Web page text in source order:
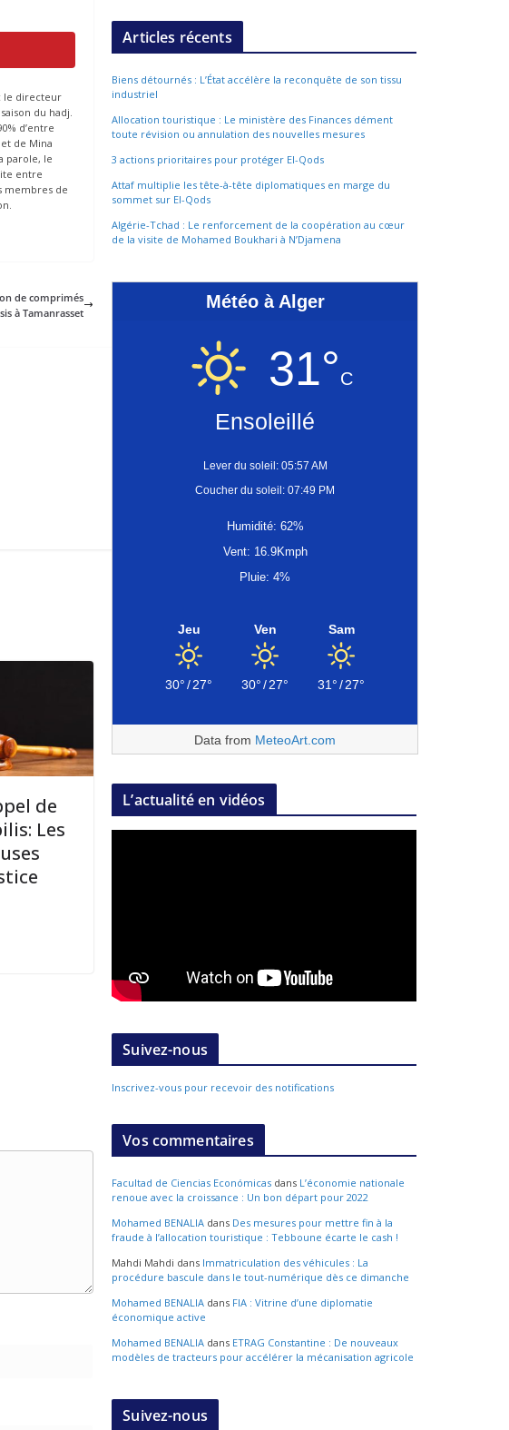
le directeur
du hadj.
d’entre
de Mina
parole, le
entre
membres de
de comprimés
à Tamanrasset
de
Les
Articles récents
Biens détournés : L’État accélère la reconquête de son tissu
industriel
Allocation touristique : Le ministère des Finances dément
toute révision ou annulation des nouvelles mesures
3 actions prioritaires pour protéger El-Qods
Attaf multiplie les tête-à-tête diplomatiques en marge du
sommet sur El-Qods
Algérie-Tchad : Le renforcement de la coopération au cœur
de la visite de Mohamed Boukhari à N’Djamena
Météo à Alger
31°C
Ensoleillé
Lever du soleil: 05:57 AM
Coucher du soleil: 07:49 PM
Humidité: 62%
Vent: 16.9Kmph
Pluie: 4%
Jeu
30°/27°
Ven
30°/27°
Sam
31°/27°
Data from MeteoArt.com
L’actualité en vidéos
Suivez-nous
Inscrivez-vous pour recevoir des notifications
Vos commentaires
Facultad de Ciencias Económicas dans L’économie nationale
renoue avec la croissance : Un bon départ pour 2022
Mohamed BENALIA dans Des mesures pour mettre fin à la
fraude à l’allocation touristique : Tebboune écarte le cash !
Mahdi Mahdi dans Immatriculation des véhicules : La
procédure bascule dans le tout-numérique dès ce dimanche
Mohamed BENALIA dans FIA : Vitrine d’une diplomatie
économique active
Mohamed BENALIA dans ETRAG Constantine : De nouveaux
modèles de tracteurs pour accélérer la mécanisation agricole
Suivez-nous